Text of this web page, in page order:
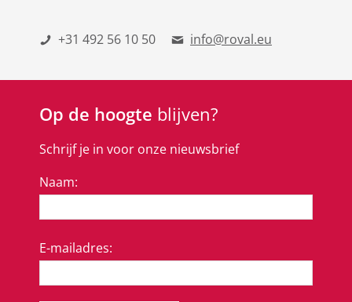
+31 492 56 10 50 info@roval.eu
Op de hoogte blijven?
Schrijf je in voor onze nieuwsbrief
Naam:
E-mailadres: